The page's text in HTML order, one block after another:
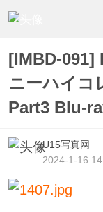
[IMBD-091]
ニーハイコ
Part3 Blu-
U15写真网
2024-1-16